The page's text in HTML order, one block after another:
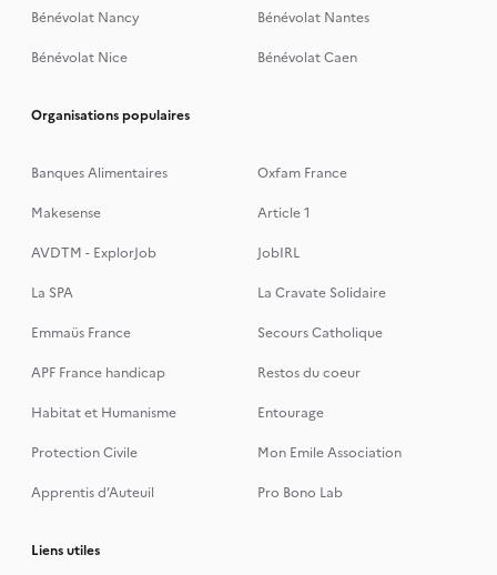
Bénévolat Nancy
Bénévolat Nantes
Bénévolat Nice
Bénévolat Caen
Organisations populaires
Banques Alimentaires
Oxfam France
Makesense
Article 1
AVDTM - ExplorJob
JobIRL
La SPA
La Cravate Solidaire
Emmaüs France
Secours Catholique
APF France handicap
Restos du coeur
Habitat et Humanisme
Entourage
Protection Civile
Mon Emile Association
Apprentis d’Auteuil
Pro Bono Lab
Liens utiles